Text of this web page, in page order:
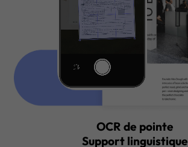
OCR mobile, où
Numériser et